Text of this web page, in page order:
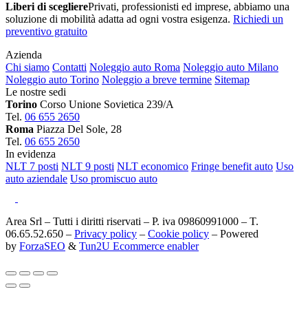
Liberi di sceglierePrivati, professionisti ed imprese, abbiamo una
soluzione di mobilità adatta ad ogni vostra esigenza. Richiedi un
preventivo gratuito
Azienda
Chi siamo Contatti Noleggio auto Roma Noleggio auto Milano
Noleggio auto Torino Noleggio a breve termine Sitemap
Le nostre sedi
Torino Corso Unione Sovietica 239/A
Tel. 06 655 2650
Roma Piazza Del Sole, 28
Tel. 06 655 2650
In evidenza
NLT 7 posti NLT 9 posti NLT economico Fringe benefit auto Uso
auto aziendale Uso promiscuo auto
Area Srl – Tutti i diritti riservati – P. iva 09860991000 – T.
06.65.52.650 – Privacy policy – Cookie policy – Powered
by ForzaSEO & Tun2U Ecommerce enabler